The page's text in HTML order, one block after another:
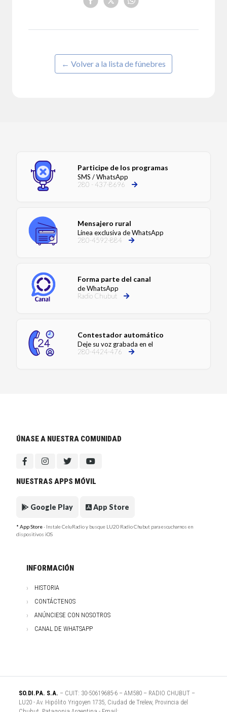
← Volver a la lista de fúnebres
Participe de los programas
SMS / WhatsApp
280 - 437-8696
Mensajero rural
Línea exclusiva de WhatsApp
280-4592-884
Forma parte del canal
de WhatsApp
Radio Chubut
Contestador automático
Deje su voz grabada en el
280-4424-476
ÚNASE A NUESTRA COMUNIDAD
NUESTRAS APPS MÓVIL
Google Play App Store
* App Store- Instale CeluRadio y busque LU20 Radio Chubut para escucharnos en
dispositivos iOS
INFORMACIÓN
HISTORIA
CONTÁCTENOS
ANÚNCIESE CON NOSOTROS
CANAL DE WHATSAPP
SO.DI.PA. S.A. – CUIT: 30-50619685-6 – AM580 – RADIO CHUBUT –
LU20 - Av. Hipólito Yrigoyen 1735, Ciudad de Trelew, Provincia del